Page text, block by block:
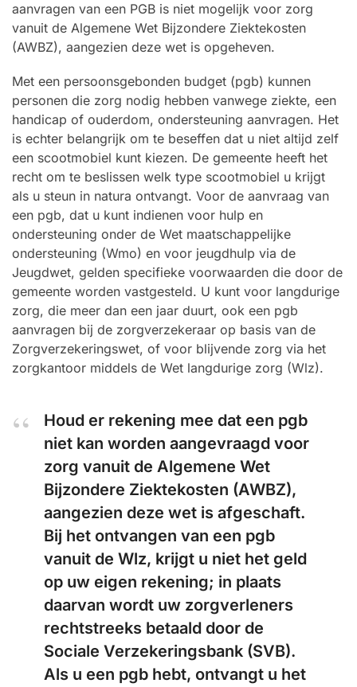
aanvragen van een PGB is niet mogelijk voor zorg
vanuit de Algemene Wet Bijzondere Ziektekosten
(AWBZ), aangezien deze wet is opgeheven.
Met een persoonsgebonden budget (pgb) kunnen
personen die zorg nodig hebben vanwege ziekte, een
handicap of ouderdom, ondersteuning aanvragen. Het
is echter belangrijk om te beseffen dat u niet altijd zelf
een scootmobiel kunt kiezen. De gemeente heeft het
recht om te beslissen welk type scootmobiel u krijgt
als u steun in natura ontvangt. Voor de aanvraag van
een pgb, dat u kunt indienen voor hulp en
ondersteuning onder de Wet maatschappelijke
ondersteuning (Wmo) en voor jeugdhulp via de
Jeugdwet, gelden specifieke voorwaarden die door de
gemeente worden vastgesteld. U kunt voor langdurige
zorg, die meer dan een jaar duurt, ook een pgb
aanvragen bij de zorgverzekeraar op basis van de
Zorgverzekeringswet, of voor blijvende zorg via het
zorgkantoor middels de Wet langdurige zorg (Wlz).
Houd er rekening mee dat een pgb
niet kan worden aangevraagd voor
zorg vanuit de Algemene Wet
Bijzondere Ziektekosten (AWBZ),
aangezien deze wet is afgeschaft.
Bij het ontvangen van een pgb
vanuit de Wlz, krijgt u niet het geld
op uw eigen rekening; in plaats
daarvan wordt uw zorgverleners
rechtstreeks betaald door de
Sociale Verzekeringsbank (SVB).
Als u een pgb hebt, ontvangt u het